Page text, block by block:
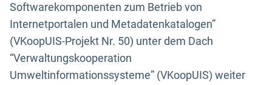
Softwarekomponenten zum Betrieb von
Internetportalen und Metadatenkatalogen”
(VKoopUIS-Projekt Nr. 50) unter dem Dach
“Verwaltungskooperation
Umweltinformationssysteme” (VKoopUIS) weiter